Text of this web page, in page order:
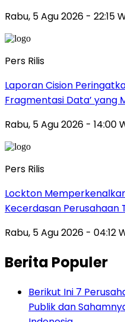
Rabu, 5 Agu 2026 - 22:15
Pers Rilis
Laporan Cision
Fragmentasi Data’ yang
Rabu, 5 Agu 2026 - 14:00
Pers Rilis
Lockton
Kecerdasan Perusahaan
Rabu, 5 Agu 2026 - 04:12
Berita Populer
Berikut Ini 7
Publik dan